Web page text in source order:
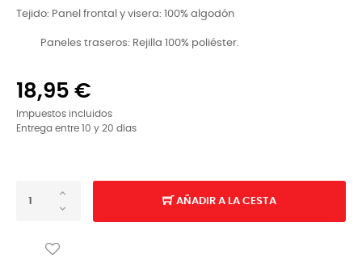
Tejido: Panel frontal y visera: 100% algodón
Paneles traseros: Rejilla 100% poliéster.
18,95 €
Impuestos incluidos
Entrega entre 10 y 20 días
AÑADIR A LA CESTA